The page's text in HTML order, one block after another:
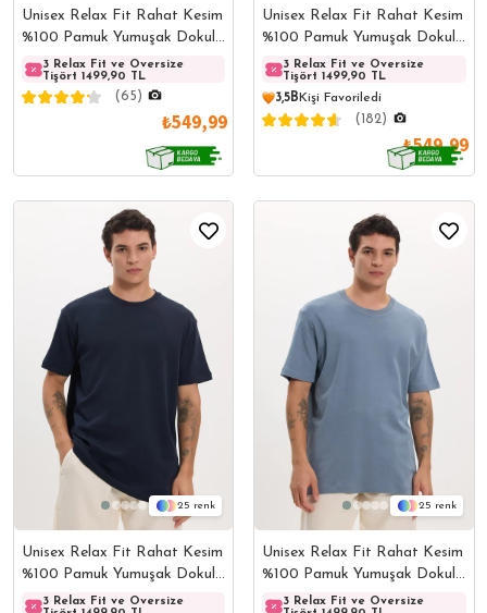
Unisex Relax Fit Rahat Kesim
%100 Pamuk Yumuşak Dokulu
Hafif Kalın Basic Bisiklet
Yaka Taş Tişört
3 Relax Fit ve Oversize
Tişört 1499,90 TL
3 Relax Fit ve Oversize
Tişört 1499,90 TL
(65)
₺549,99
Unisex Relax Fit Rahat Kesim
%100 Pamuk Yumuşak Dokulu
Hafif Kalın Basic Bisiklet
Yaka Gri Tişört
3 Relax Fit ve Oversize
Tişört 1499,90 TL
3,5B Kişi Favoriledi
(182)
₺549,99
25
Unisex Relax Fit Rahat Kesim
%100 Pamuk Yumuşak Dokulu
Hafif Kalın Bisiklet Yaka
3 Relax Fit ve Oversize
3 Relax Fit ve Oversize
25
Unisex Relax Fit Rahat Kesim
%100 Pamuk Yumuşak Dokulu
Hafif Kalın Basic Bisiklet
3 Relax Fit ve Oversize